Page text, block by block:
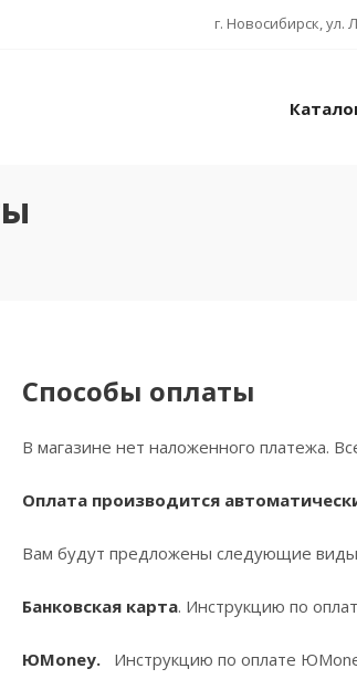
г. Новосибирск, ул.
Способы оплаты
В магазине нет наложенного платежа.
Оплата производится
Вам будут предложены следующие
Банковская карта. Инструкцию по
ЮMoney. Инструкцию по оплате